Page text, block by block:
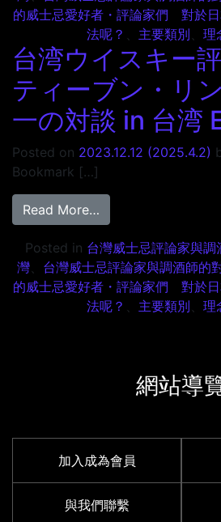
的威士忌愛好者・評論家們 對於
法呢？ 、 主要類別、 理
台湾ウイスキー
ティーブン・リ
一の対談 in 台湾
Posted on 2023.12.12 (2025.4.2)
Bookmark […]
Read More…
Posted in 台灣威士忌評論家與
灣、 台灣威士忌評論家與調酒師的
的威士忌愛好者・評論家們 對於
法呢？ 、 主要類別、 理
網站導
加入成為會員
與我們聯繫